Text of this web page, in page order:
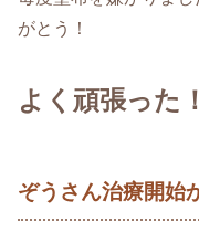
がとう！
よく頑張った
ぞうさん治療開始